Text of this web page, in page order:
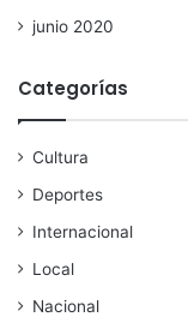
junio 2020
Categorías
Cultura
Deportes
Internacional
Local
Nacional